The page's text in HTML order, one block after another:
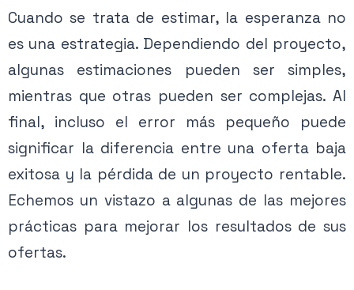
Cuando se trata de estimar, la esperanza no
es una estrategia. Dependiendo del proyecto,
algunas estimaciones pueden ser simples,
mientras que otras pueden ser complejas. Al
final, incluso el error más pequeño puede
significar la diferencia entre una oferta baja
exitosa y la pérdida de un proyecto rentable.
Echemos un vistazo a algunas de las mejores
prácticas para mejorar los resultados de sus
ofertas.